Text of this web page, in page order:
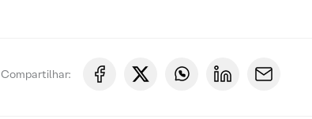
Compartilhar: